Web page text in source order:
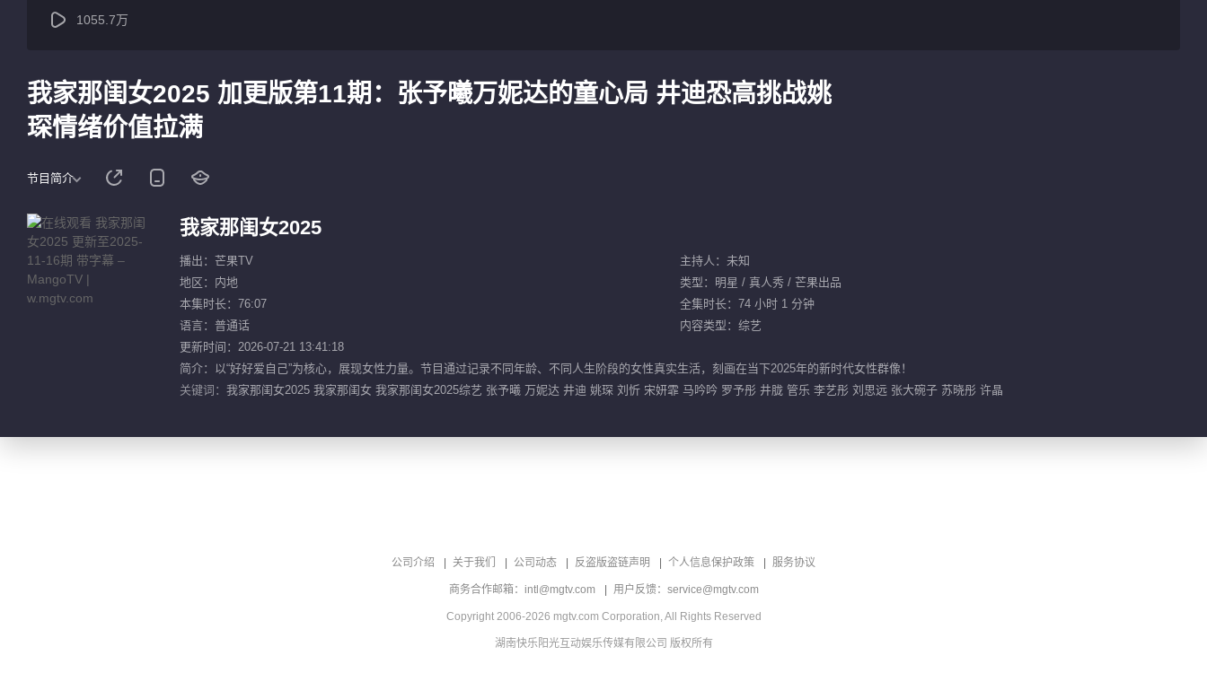
1055.7万
我家那闺女2025 加更版第11期：张予曦万妮达的童心局 井迪恐高挑战姚
琛情绪价值拉满
节目简介
我家那闺女2025
播出：芒果TV
主持人：未知
地区：内地
类型：明星 / 真人秀 / 芒果出品
本集时长：76:07
全集时长：74 小时 1 分钟
语言：普通话
内容类型：综艺
更新时间：2026-07-21 13:41:18
简介：以“好好爱自己”为核心，展现女性力量。节目通过记录不同年龄、不同人生阶段的女性真实生活，刻画在当下2025年的新时代女性群像！
关键词： 我家那闺女2025 我家那闺女 我家那闺女2025综艺 张予曦 万妮达 井迪 姚琛 刘忻 宋妍霏 马吟吟 罗予彤 井胧 管乐 李艺彤 刘思远 张大碗子 苏晓彤 许晶
公司介绍 关于我们 公司动态 反盗版盗链声明 个人信息保护政策 服务协议
商务合作邮箱：intl@mgtv.com 用户反馈：service@mgtv.com
Copyright 2006-2026 mgtv.com Corporation, All Rights Reserved
湖南快乐阳光互动娱乐传媒有限公司 版权所有